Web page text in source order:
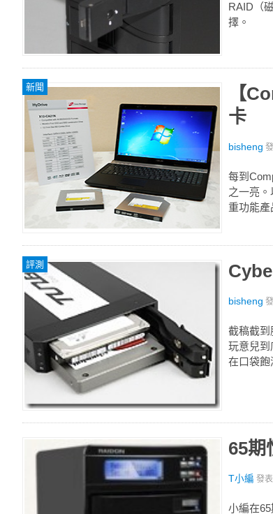
RAID（
擇。
新聞
【
卡
bisheng
每到
之一亮
重功能
評測
bisheng
截稿截到
玩意兒到
在口袋飽
65期
T小編 發
小編在